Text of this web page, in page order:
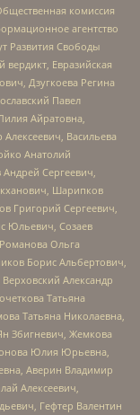
комиссия
агентство
Развития Свободы
Евразийская
Дзугкоева Регина
Павел
Айратовна,
Васильева
Анатолий
Сергеевич,
Шарипков
Григорий Сергеевич,
Юльевич, Созаев
Ольга
Борис Альбертович,
Александр
Татьяна
Татьяна Николаевна,
Збигневич, Жемкова
Юлия Юрьевна,
Аверин Владимир
Алексеевич,
Гефтер Валентин